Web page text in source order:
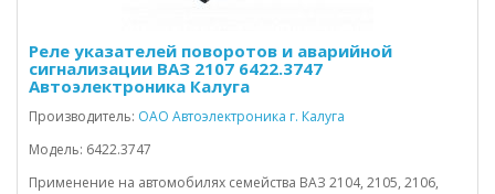
Реле указателей поворотов и аварийной
сигнализации ВАЗ 2107 6422.3747
Автоэлектроника Калуга
Производитель: ОАО Автоэлектроника г. Калуга
Модель: 6422.3747
Применение на автомобилях семейства ВАЗ 2104, 2105, 2106,